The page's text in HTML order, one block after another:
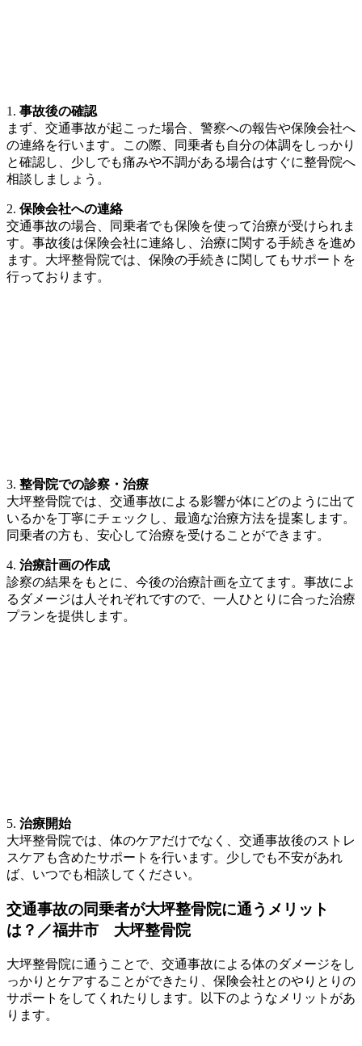
1. 事故後の確認
まず、交通事故が起こった場合、警察への報告や保険会社へ
の連絡を行います。この際、同乗者も自分の体調をしっかり
と確認し、少しでも痛みや不調がある場合はすぐに整骨院へ
相談しましょう。
2. 保険会社への連絡
交通事故の場合、同乗者でも保険を使って治療が受けられま
す。事故後は保険会社に連絡し、治療に関する手続きを進め
ます。大坪整骨院では、保険の手続きに関してもサポートを
行っております。
3. 整骨院での診察・治療
大坪整骨院では、交通事故による影響が体にどのように出て
いるかを丁寧にチェックし、最適な治療方法を提案します。
同乗者の方も、安心して治療を受けることができます。
4. 治療計画の作成
診察の結果をもとに、今後の治療計画を立てます。事故によ
るダメージは人それぞれですので、一人ひとりに合った治療
プランを提供します。
5. 治療開始
大坪整骨院では、体のケアだけでなく、交通事故後のストレ
スケアも含めたサポートを行います。少しでも不安があれ
ば、いつでも相談してください。
交通事故の同乗者が大坪整骨院に通うメリット
は？／福井市 大坪整骨院
大坪整骨院に通うことで、交通事故による体のダメージをし
っかりとケアすることができたり、保険会社とのやりとりの
サポートをしてくれたりします。以下のようなメリットがあ
ります。